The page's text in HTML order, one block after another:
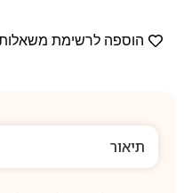
הוספה לרשימת משאלות
תיאור